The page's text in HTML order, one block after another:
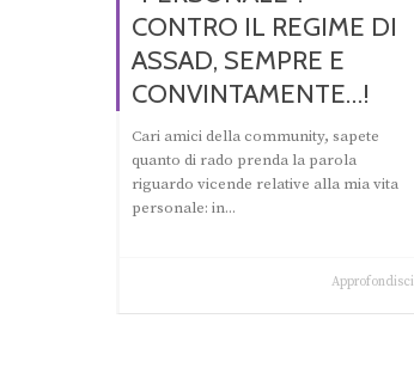
CONTRO IL REGIME DI
ASSAD, SEMPRE E
CONVINTAMENTE…!
Cari amici della community, sapete
quanto di rado prenda la parola
riguardo vicende relative alla mia vita
personale: in...
Approfondisci